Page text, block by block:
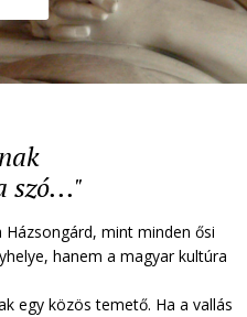
szó..."
mint minden ősi
hanem a magyar kultúra
egy közös temető. Ha a vallás